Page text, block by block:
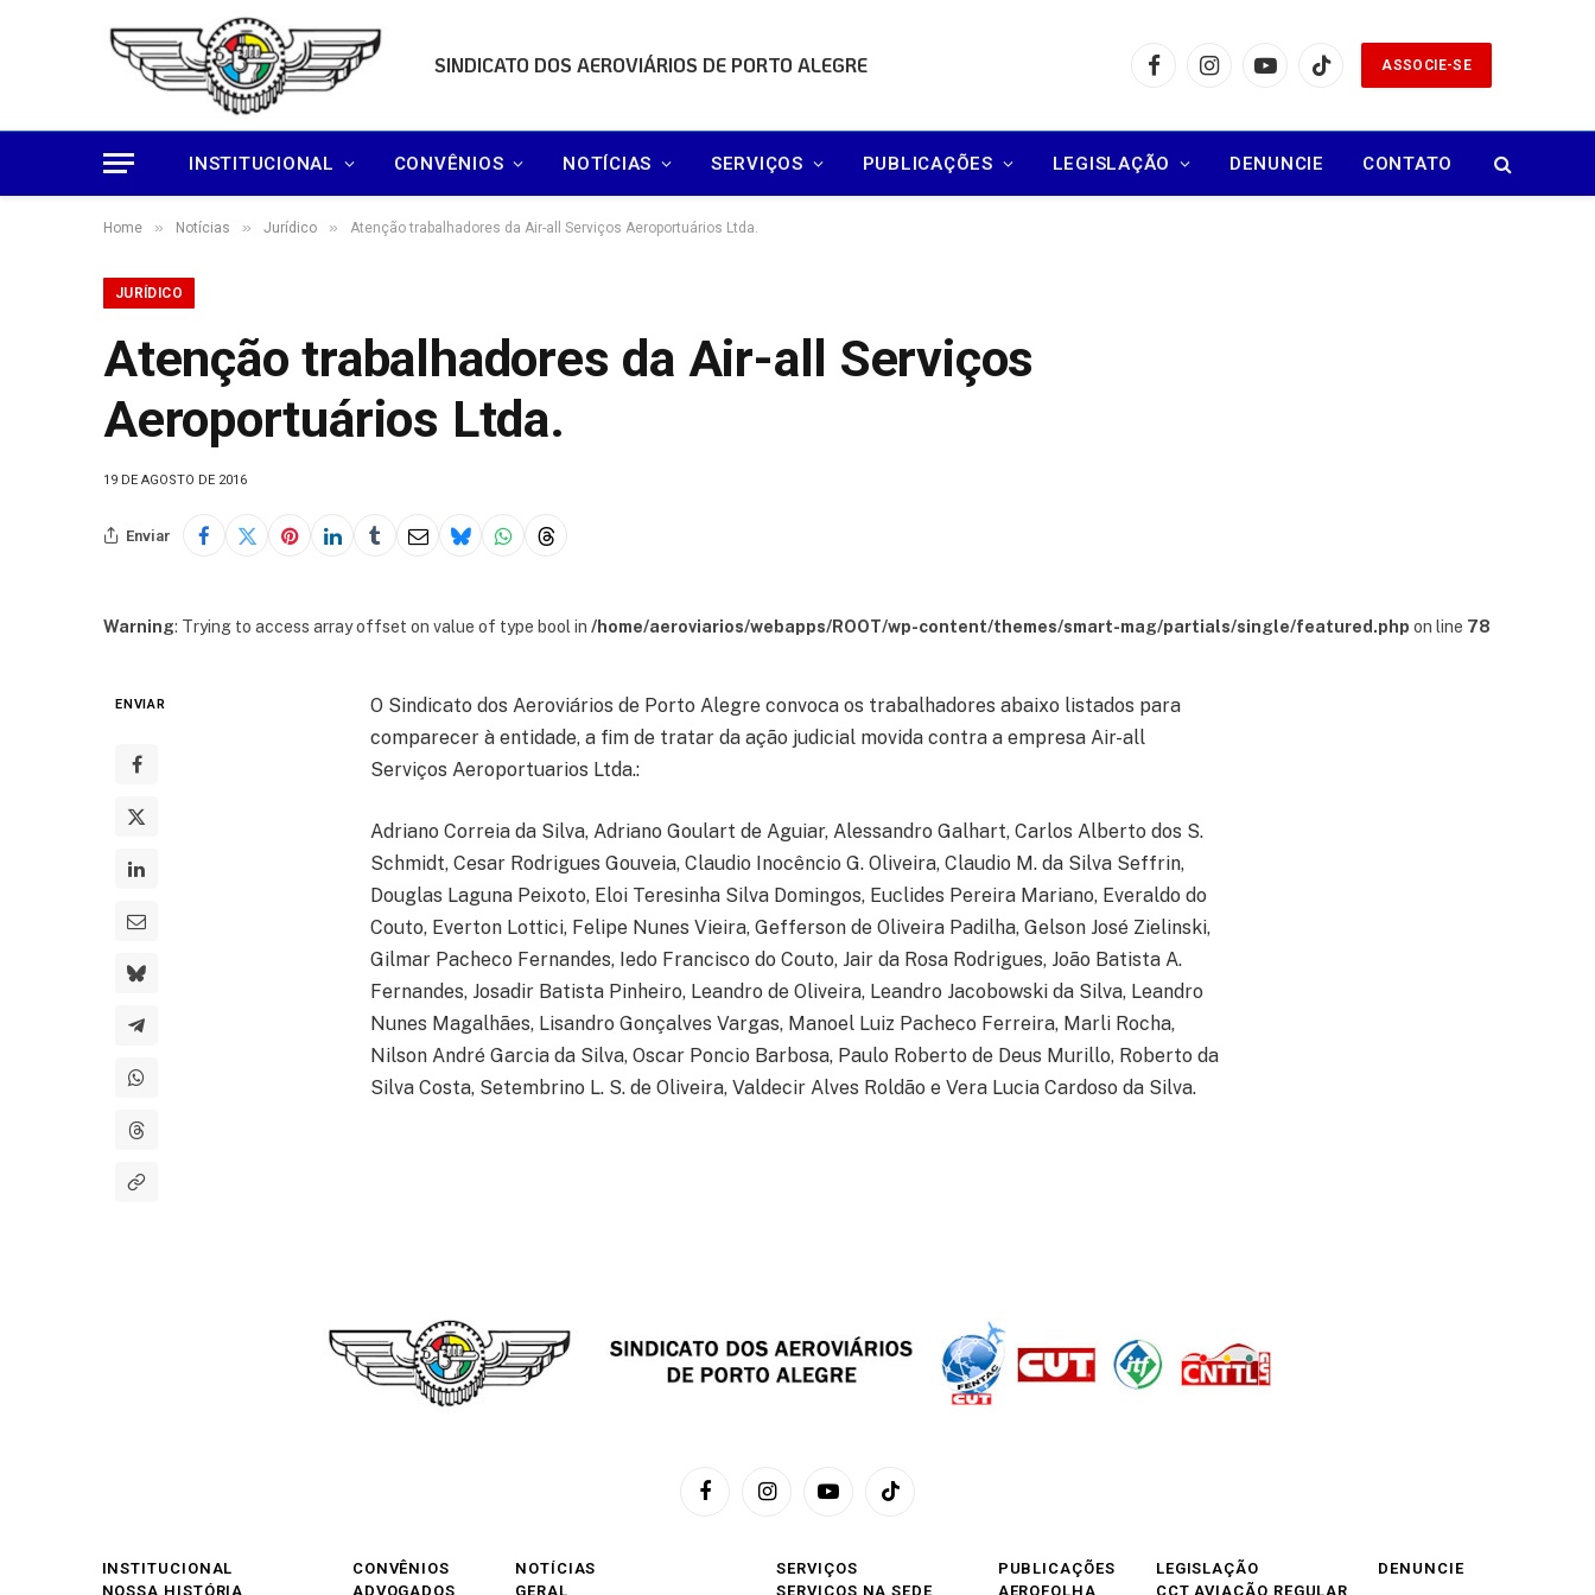
SINDICATO DOS AEROVIÁRIOS DE PORTO ALEGRE FacebookInstagramYouTubeTikTok
ASSOCIE-SE
INSTITUCIONAL CONVÊNIOS NOTÍCIAS SERVIÇOS PUBLICAÇÕES LEGISLAÇÃO DENUNCIE CONTATO
Home » Notícias » Jurídico » Atenção trabalhadores da Air-all Serviços Aeroportuários Ltda.
JURÍDICO
Atenção trabalhadores da Air-all Serviços
Aeroportuários Ltda.
19 DE AGOSTO DE 2016
Enviar
Warning: Trying to access array offset on value of type bool in /home/aeroviarios/webapps/ROOT/wp-content/themes/smart-mag/partials/single/featured.php on line 78
ENVIAR
O Sindicato dos Aeroviários de Porto Alegre convoca os trabalhadores abaixo listados para
comparecer à entidade, a fim de tratar da ação judicial movida contra a empresa Air-all
Serviços Aeroportuarios Ltda.:
Adriano Correia da Silva, Adriano Goulart de Aguiar, Alessandro Galhart, Carlos Alberto dos S.
Schmidt, Cesar Rodrigues Gouveia, Claudio Inocêncio G. Oliveira, Claudio M. da Silva Seffrin,
Douglas Laguna Peixoto, Eloi Teresinha Silva Domingos, Euclides Pereira Mariano, Everaldo do
Couto, Everton Lottici, Felipe Nunes Vieira, Gefferson de Oliveira Padilha, Gelson José Zielinski,
Gilmar Pacheco Fernandes, Iedo Francisco do Couto, Jair da Rosa Rodrigues, João Batista A.
Fernandes, Josadir Batista Pinheiro, Leandro de Oliveira, Leandro Jacobowski da Silva, Leandro
Nunes Magalhães, Lisandro Gonçalves Vargas, Manoel Luiz Pacheco Ferreira, Marli Rocha,
Nilson André Garcia da Silva, Oscar Poncio Barbosa, Paulo Roberto de Deus Murillo, Roberto da
Silva Costa, Setembrino L. S. de Oliveira, Valdecir Alves Roldão e Vera Lucia Cardoso da Silva.
FacebookInstagramYouTubeTikTok
INSTITUCIONAL
NOSSA HISTÓRIA
CONVÊNIOS
ADVOGADOS
NOTÍCIAS
GERAL
SERVIÇOS
SERVIÇOS NA SEDE
PUBLICAÇÕES
AEROFOLHA
LEGISLAÇÃO
CCT AVIAÇÃO REGULAR
DENUNCIE